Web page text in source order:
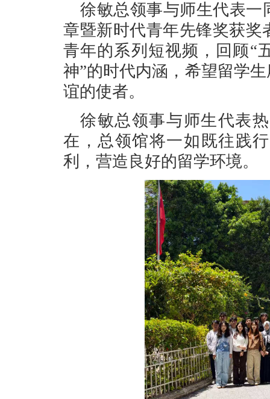
徐敏总领事与师生代表一
章暨新时代青年先锋奖获
青年的系列短视频，回顾“
神”的时代内涵，希望留学
谊的使者。
徐敏总领事与师生代表
在，总领馆将一如既往践
利，营造良好的留学环境。